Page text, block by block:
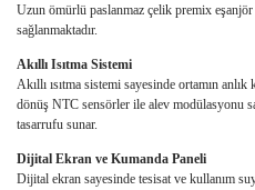
Uzun ömürlü paslanmaz çelik premix
sağlanmaktadır.
Akıllı Isıtma Sistemi
Akıllı ısıtma sistemi sayesinde ortamın
dönüş NTC sensörler ile alev modülasyonu
tasarrufu sunar.
Dijital Ekran ve Kumanda Paneli
Dijital ekran sayesinde tesisat ve kullanım